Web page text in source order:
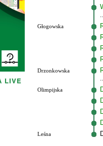
Głogowska
Drzonkowska
Olimpijska
Leśna